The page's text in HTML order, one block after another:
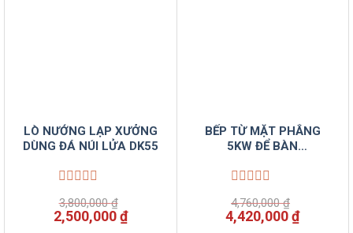
LÒ NƯỚNG LẠP XƯỞNG
DÙNG ĐÁ NÚI LỬA DK55
xếp
hạng
3,800,000₫
Giá
gốc
2,500,000₫Giá
hiện
BẾP TỪ MẶT PHẲNG
5KW ĐỂ BÀN
xếp
hạng
4,760,000₫
Giá
gốc
4,420,000₫Giá
hiện